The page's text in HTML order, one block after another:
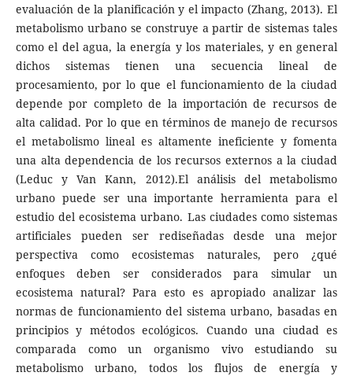
evaluación de la planificación y el impacto (Zhang, 2013). El
metabolismo urbano se construye a partir de sistemas tales
como el del agua, la energía y los materiales, y en general
dichos sistemas tienen una secuencia lineal de
procesamiento, por lo que el funcionamiento de la ciudad
depende por completo de la importación de recursos de
alta calidad. Por lo que en términos de manejo de recursos
el metabolismo lineal es altamente ineficiente y fomenta
una alta dependencia de los recursos externos a la ciudad
(Leduc y Van Kann, 2012).El análisis del metabolismo
urbano puede ser una importante herramienta para el
estudio del ecosistema urbano. Las ciudades como sistemas
artificiales pueden ser rediseñadas desde una mejor
perspectiva como ecosistemas naturales, pero ¿qué
enfoques deben ser considerados para simular un
ecosistema natural? Para esto es apropiado analizar las
normas de funcionamiento del sistema urbano, basadas en
principios y métodos ecológicos. Cuando una ciudad es
comparada como un organismo vivo estudiando su
metabolismo urbano, todos los flujos de energía y